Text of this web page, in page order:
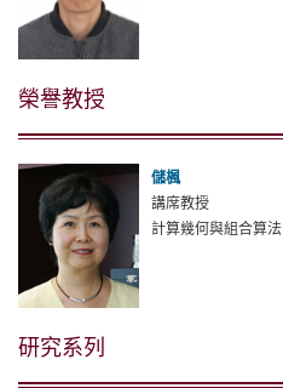
榮譽教授
儲楓
講席教授
計算幾何與組合算法
研究系列